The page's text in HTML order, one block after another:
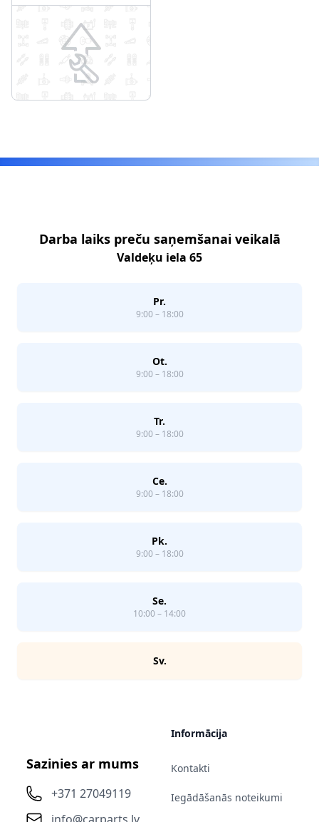
Darba laiks preču saņemšanai veikalā
Valdeķu iela 65
Pr.
9:00 – 18:00
Ot.
9:00 – 18:00
Tr.
9:00 – 18:00
Ce.
9:00 – 18:00
Pk.
9:00 – 18:00
Se.
10:00 – 14:00
Sv.
Sazinies ar mums
+371 27049119
Informācija
Kontakti
Iegādāšanās noteikumi